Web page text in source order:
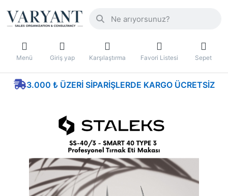
Menü Giriş yap Karşılaştırma Favori Listesi Sepet
3.000 ₺ ÜZERI SIPARIŞLERDE KARGO ÜCRETSIZ